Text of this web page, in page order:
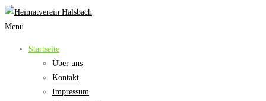
Zum
Inhalt
Menü
Startseite
Über uns
Kontakt
Impressum